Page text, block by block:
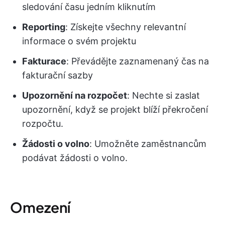
sledování času jedním kliknutím
Reporting: Získejte všechny relevantní
informace o svém projektu
Fakturace: Převádějte zaznamenaný čas na
fakturační sazby
Upozornění na rozpočet: Nechte si zaslat
upozornění, když se projekt blíží překročení
rozpočtu.
Žádosti o volno: Umožněte zaměstnancům
podávat žádosti o volno.
Omezení